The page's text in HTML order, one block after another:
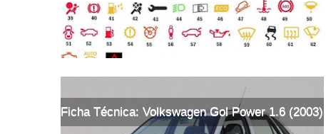
Ficha Técnica: Volkswagen Gol Power 1.6 (2003)